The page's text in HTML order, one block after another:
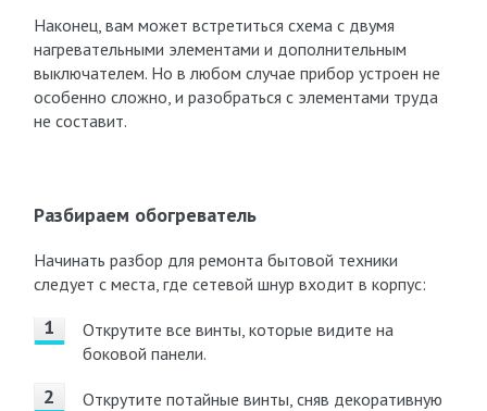
Наконец, вам может встретиться схема с двумя
нагревательными элементами и дополнительным
выключателем. Но в любом случае прибор устроен не
особенно сложно, и разобраться с элементами труда
не составит.
Разбираем обогреватель
Начинать разбор для ремонта бытовой техники
следует с места, где сетевой шнур входит в корпус:
Открутите все винты, которые видите на
боковой панели.
Открутите потайные винты, сняв декоративную